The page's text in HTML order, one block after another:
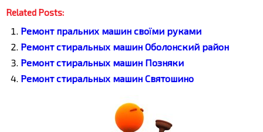
Related Posts:
Ремонт пральних машин своїми руками
Ремонт стиральных машин Оболонский район
Ремонт стиральных машин Позняки
Ремонт стиральных машин Святошино